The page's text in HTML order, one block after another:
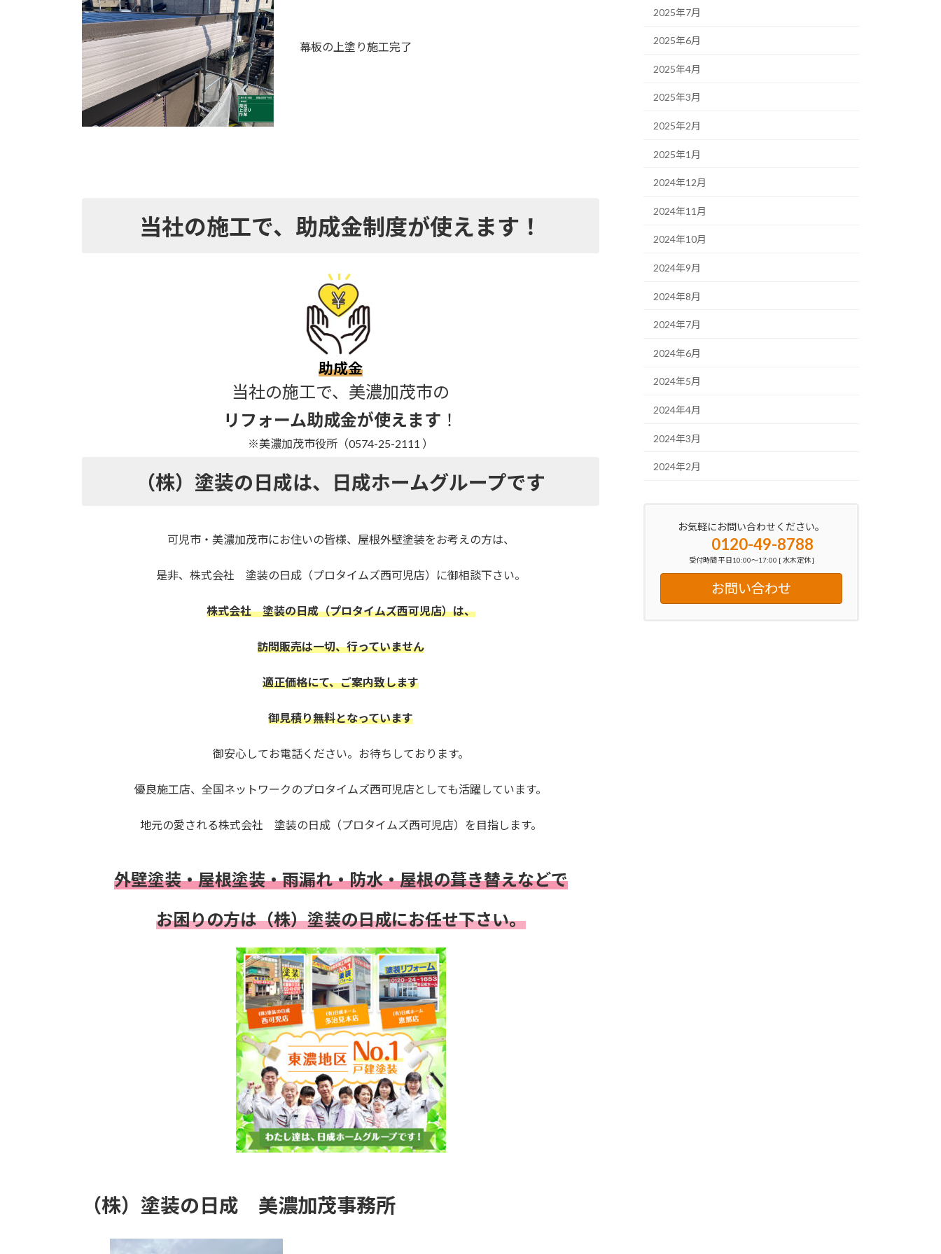
幕板の上塗り施工完了
当社の施工で、 助成金制度が使えます！
助成金
当社の施工で、美濃加茂市の
リフォーム助成金が使えます ！
※美濃加茂市役所（0574-25-2111 ）
（株）塗装の日成は、 日成ホームグループです
可児市・美濃加茂市にお住いの皆様、 屋根外壁塗装をお考えの方は、
是非、株式会社 塗装の日成（プロタイムズ西可児店） に御相談下さい。
株式会社 塗装の日成（プロタイムズ西可児店）は、
訪問販売は一切、行っていません
適正価格にて、ご案内致します
御見積り無料となっています
御安心してお電話ください。お待ちしております。
優良施工店、全国ネットワークのプロタイムズ西可児店 としても活躍しています。
地元の愛される株式会社 塗装の日成（プロタイムズ西可児店）を目指します。
外壁塗装・屋根塗装・雨漏れ・防水・屋根の葺き替えなどで
お困りの方は（株）塗装の日成にお任せ下さい。
（株）塗装の日成 美濃加茂事務所
2025年7月
2025年6月
2025年4月
2025年3月
2025年2月
2025年1月
2024年12月
2024年11月
2024年10月
2024年9月
2024年8月
2024年7月
2024年6月
2024年5月
2024年4月
2024年3月
2024年2月
お気軽にお問い合わせください。
0120-49-8788
受付時間 平日10:00～17:00 [ 水木定休 ]
お問い合わせ